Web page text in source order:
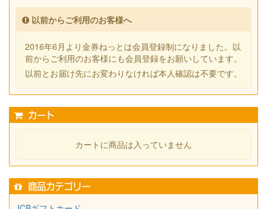
以前からご利用のお客様へ
2016年6月より金券ねっとは会員登録制になりました。以
前からご利用のお客様にも会員登録をお願いしています。
以前とお届け先にお変わりなければ本人確認は不要です。
カート
カートに商品は入っていません
商品カテゴリー